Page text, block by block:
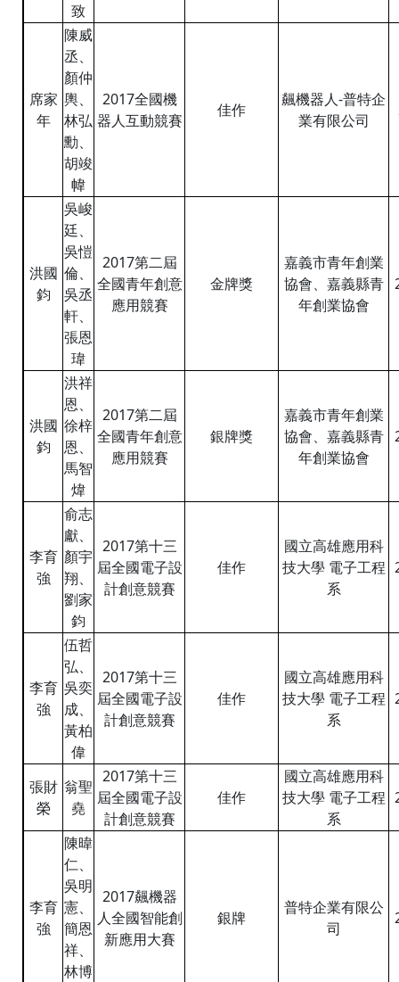
致
席家
年
陳威
丞、
顏仲
輿、
林弘
勳、
胡竣
幃
2017全國機
器人互動競賽
佳作
飆機器人-普特企
業有限公司
洪國
鈞
吳峻
廷、
吳愷
倫、
吳丞
軒、
張恩
瑋
2017第二屆
全國青年創意
應用競賽
金牌獎
嘉義市青年創業
協會、嘉義縣青
年創業協會
洪國
鈞
洪祥
恩、
徐梓
恩、
馬智
煒
2017第二屆
全國青年創意
應用競賽
銀牌獎
嘉義市青年創業
協會、嘉義縣青
年創業協會
李育
強
俞志
獻、
顏宇
翔、
劉家
鈞
2017第十三
屆全國電子設
計創意競賽
佳作
國立高雄應用科
技大學 電子工程
系
李育
強
伍哲
弘、
吳奕
成、
黃柏
偉
2017第十三
屆全國電子設
計創意競賽
佳作
國立高雄應用科
技大學 電子工程
系
張財
榮
翁聖
堯
2017第十三
屆全國電子設
計創意競賽
佳作
國立高雄應用科
技大學 電子工程
系
李育
強
陳暐
仁、
吳明
憲、
簡恩
祥、
林博
2017飆機器
人全國智能創
新應用大賽
銀牌
普特企業有限公
司